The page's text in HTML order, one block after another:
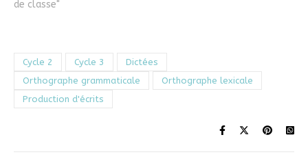
de classe"
Cycle 2 Cycle 3
Dictées
Orthographe grammaticale
Orthographe lexicale
Production d'écrits